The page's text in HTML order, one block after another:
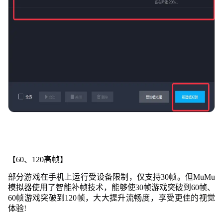
【60、120高帧】
部分游戏在手机上运行受设备限制，仅支持30帧。但MuMu
模拟器使用了智能补帧技术，能够使30帧游戏突破到60帧、
60帧游戏突破到120帧，大大提升流畅度，享受更佳的视觉
体验!